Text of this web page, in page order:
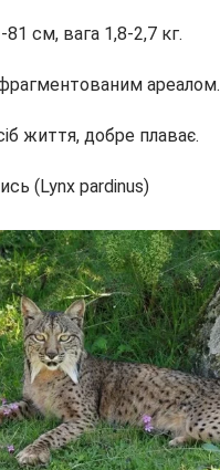
см, вага 1,8-2,7 кг.
ареалом.
життя, добре плаває.
(Lynx pardinus)